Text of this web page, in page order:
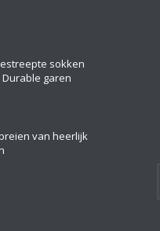
sokken
garen
van heerlijk